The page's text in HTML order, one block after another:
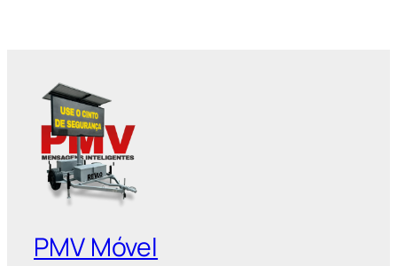
PMV Móvel